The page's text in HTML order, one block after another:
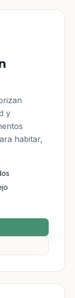
y
habitar,